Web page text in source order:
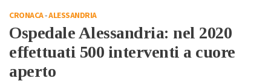
CRONACA-ALESSANDRIA
Ospedale Alessandria: nel 2020
effettuati 500 interventi a cuore
aperto